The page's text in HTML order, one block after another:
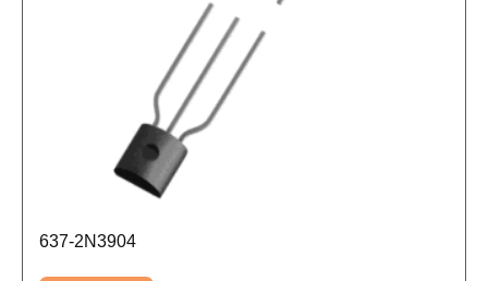
637-2N3904